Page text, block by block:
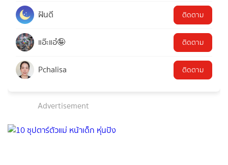
ฝันดี ติดตาม
แอ๊ะแอ๋🤪 ติดตาม
Pchalisa ติดตาม
Advertisement